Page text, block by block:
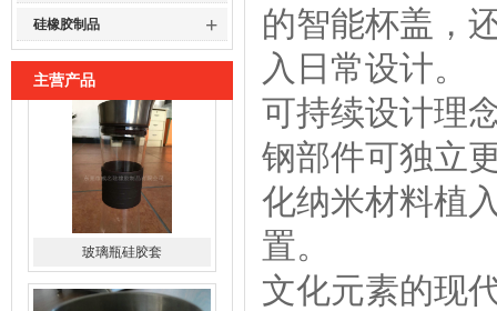
硅橡胶制品 +
主营产品
导热硅胶制品
的智能杯盖，
入日常设计。
可持续设计理
钢部件可独立
化纳米材料植
置。
文化元素的现